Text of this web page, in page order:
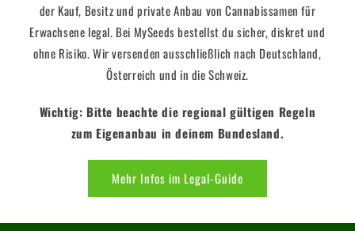
der Kauf, Besitz und private Anbau von Cannabissamen für
Erwachsene legal. Bei MySeeds bestellst du sicher, diskret und
ohne Risiko. Wir versenden ausschließlich nach Deutschland,
Österreich und in die Schweiz.
Wichtig: Bitte beachte die regional gültigen Regeln
zum Eigenanbau in deinem Bundesland.
Mehr Infos im Legal-Guide